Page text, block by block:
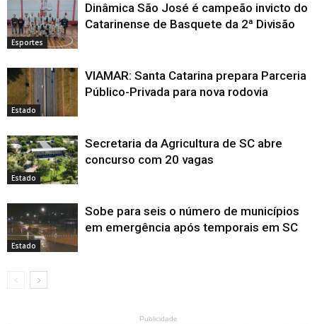
Esportes
Dinâmica São José é campeão invicto do
Catarinense de Basquete da 2ª Divisão
Estado
VIAMAR: Santa Catarina prepara Parceria
Público-Privada para nova rodovia
Estado
Secretaria da Agricultura de SC abre
concurso com 20 vagas
Estado
Sobe para seis o número de municípios
em emergência após temporais em SC
Publicidade